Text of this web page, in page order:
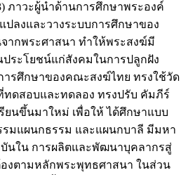
ภาวะผู้นำด้านการศึกษาพระองค์
ปลงและวางระบบการศึกษาของ
ากพระศาสนา ทำให้พระสงฆ์มี
ระโยชน์แก่สังคมในการปลูกฝัง
รศึกษาของคณะสงฆ์ไทย ทรงใช้วัด
ทดสอบและทดลอง ทรงปรับ คัมภีร์
ยนขึ้นมาใหม่ เพื่อให้ ได้ศึกษาแบบ
มแผนกธรรม และแผนกบาลี มีมหา
นใน การผลิตและพัฒนาบุคลากรสู่
งตามหลักพระพุทธศาสนา ในส่วน